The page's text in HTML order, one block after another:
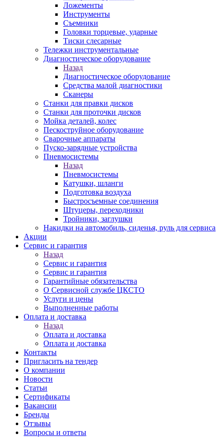
Ложементы
Инструменты
Съемники
Головки торцевые, ударные
Тиски слесарные
Тележки инструментальные
Диагностическое оборудование
Назад
Диагностическое оборудование
Средства малой диагностики
Сканеры
Станки для правки дисков
Станки для проточки дисков
Мойка деталей, колес
Пескоструйное оборудование
Сварочные аппараты
Пуско-зарядные устройства
Пневмосистемы
Назад
Пневмосистемы
Катушки, шланги
Подготовка воздуха
Быстросъемные соединения
Штуцеры, переходники
Тройники, заглушки
Накидки на автомобиль, сиденья, руль для сервиса
Акции
Сервис и гарантия
Назад
Сервис и гарантия
Сервис и гарантия
Гарантийные обязательства
О Сервисной службе ЦКСТО
Услуги и цены
Выполненные работы
Оплата и доставка
Назад
Оплата и доставка
Оплата и доставка
Контакты
Пригласить на тендер
О компании
Новости
Статьи
Сертификаты
Вакансии
Бренды
Отзывы
Вопросы и ответы